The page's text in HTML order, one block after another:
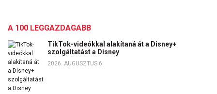
A 100 LEGGAZDAGABB
TikTok-videókkal alakítaná át a Disney+
szolgáltatást a Disney
2026. AUGUSZTUS 6.